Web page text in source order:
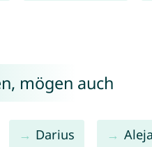
mögen auch
Darius